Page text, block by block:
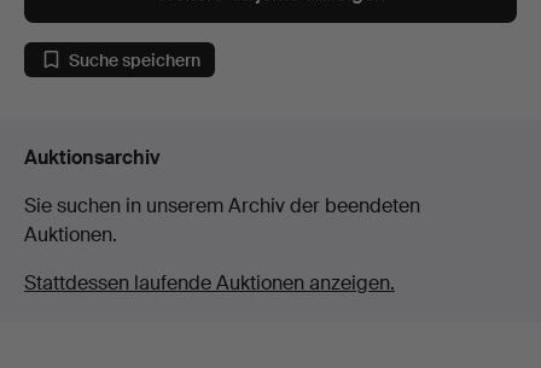
Suche speichern
Auktionsarchiv
Sie suchen in unserem Archiv der beendeten
Auktionen.
Stattdessen laufende Auktionen anzeigen.